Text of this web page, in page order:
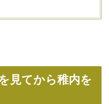
見てから稚内を